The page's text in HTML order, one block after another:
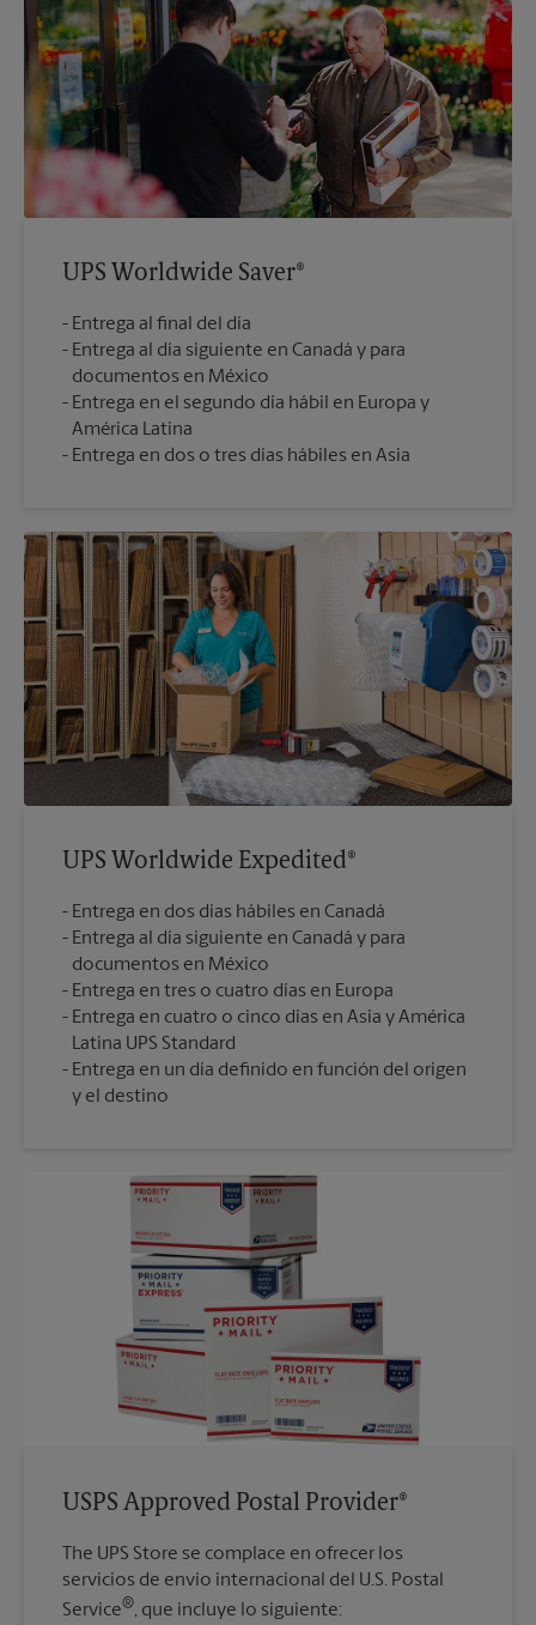
UPS Worldwide Saver®
Entrega al final del día
Entrega al día siguiente en Canadá y para
documentos en México
Entrega en el segundo día hábil en Europa y
América Latina
Entrega en dos o tres días hábiles en Asia
UPS Worldwide Expedited®
Entrega en dos días hábiles en Canadá
Entrega al día siguiente en Canadá y para
documentos en México
Entrega en tres o cuatro días en Europa
Entrega en cuatro o cinco días en Asia y América
Latina UPS Standard
Entrega en un día definido en función del origen
y el destino
USPS Approved Postal Provider®
The UPS Store se complace en ofrecer los
servicios de envío internacional del U.S. Postal
Service®, que incluye lo siguiente: